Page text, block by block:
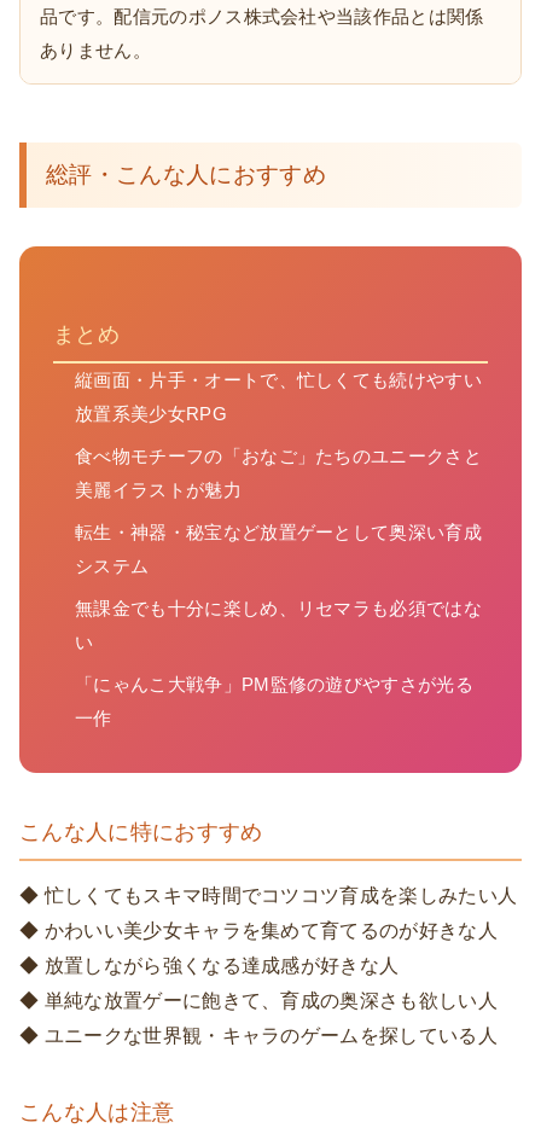
品です。配信元のポノス株式会社や当該作品とは関係
ありません。
総評・こんな人におすすめ
まとめ
縦画面・片手・オートで、忙しくても続けやすい
放置系美少女RPG
食べ物モチーフの「おなご」たちのユニークさと
美麗イラストが魅力
転生・神器・秘宝など放置ゲーとして奥深い育成
システム
無課金でも十分に楽しめ、リセマラも必須ではな
い
「にゃんこ大戦争」PM監修の遊びやすさが光る
一作
こんな人に特におすすめ
◆ 忙しくてもスキマ時間でコツコツ育成を楽しみたい人
◆ かわいい美少女キャラを集めて育てるのが好きな人
◆ 放置しながら強くなる達成感が好きな人
◆ 単純な放置ゲーに飽きて、育成の奥深さも欲しい人
◆ ユニークな世界観・キャラのゲームを探している人
こんな人は注意